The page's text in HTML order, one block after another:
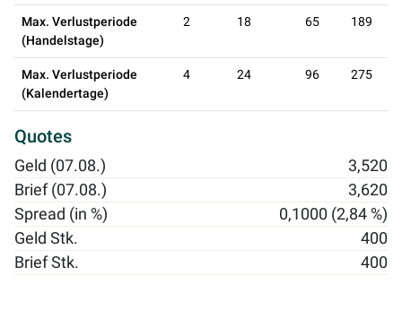
Max. Verlustperiode
(Handelstage)
2 18 65 189
Max. Verlustperiode
(Kalendertage)
4 24 96 275
Quotes
Geld (07.08.)
3,520
Brief (07.08.)
3,620
Spread (in %)
0,1000 (2,84 %)
Geld Stk.
400
Brief Stk.
400